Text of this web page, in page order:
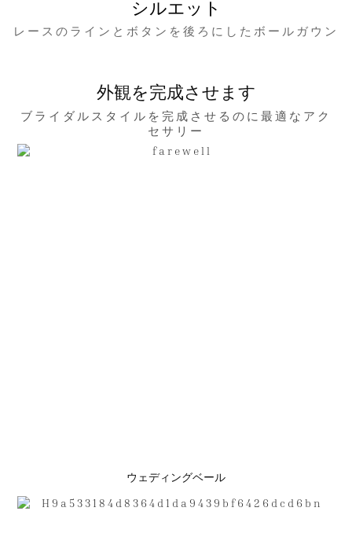
シルエット
レースのラインとボタンを後ろにしたボールガウン
外観を完成させます
ブライダルスタイルを完成させるのに最適なアク
セサリー
ウェディングベール